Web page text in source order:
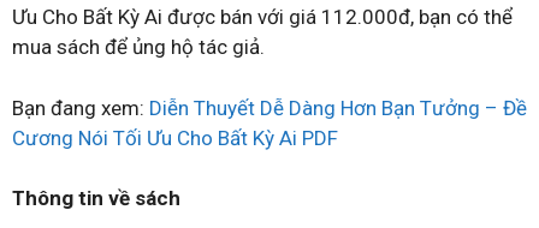
Ưu Cho Bất Kỳ Ai được bán với giá 112.000đ, bạn có thể
mua sách để ủng hộ tác giả.
Bạn đang xem: Diễn Thuyết Dễ Dàng Hơn Bạn Tưởng – Đề
Cương Nói Tối Ưu Cho Bất Kỳ Ai PDF
Thông tin về sách